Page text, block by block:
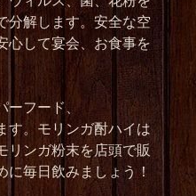
分解します。安全な空
心して宴会、お食事を
ーフード、
す。モリンガ酎ハイは
リンガ粉末を店頭で販
毎日飲みましょう！